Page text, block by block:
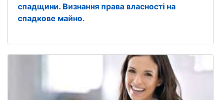
спадщини. Визнання права власності на
спадкове майно.